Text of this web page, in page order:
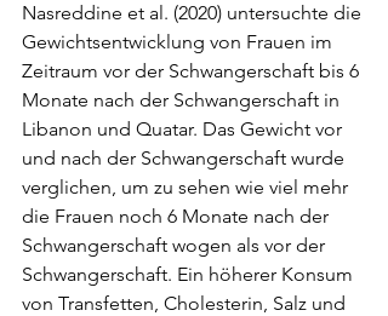
Nasreddine et al. (2020) untersuchte die
Gewichtsentwicklung von Frauen im
Zeitraum vor der Schwangerschaft bis 6
Monate nach der Schwangerschaft in
Libanon und Quatar. Das Gewicht vor
und nach der Schwangerschaft wurde
verglichen, um zu sehen wie viel mehr
die Frauen noch 6 Monate nach der
Schwangerschaft wogen als vor der
Schwangerschaft. Ein höherer Konsum
von Transfetten, Cholesterin, Salz und